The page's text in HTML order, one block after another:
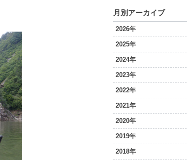
月別アーカイブ
2026年
2025年
2024年
2023年
2022年
2021年
2020年
2019年
2018年